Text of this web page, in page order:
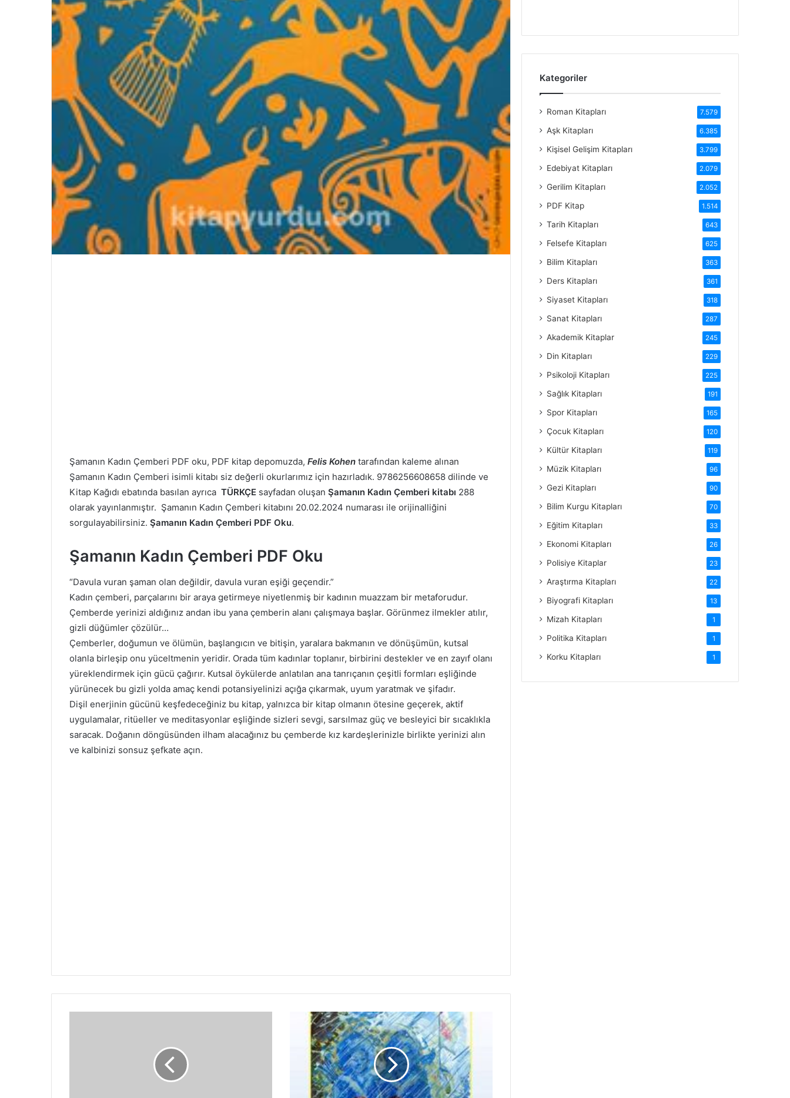
Şamanın Kadın Çemberi PDF oku, PDF kitap depomuzda, Felis Kohen tarafından kaleme alınan
Şamanın Kadın Çemberi isimli kitabı siz değerli okurlarımız için hazırladık. 9786256608658 dilinde ve
Kitap Kağıdı ebatında basılan ayrıca TÜRKÇE sayfadan oluşan Şamanın Kadın Çemberi kitabı 288
olarak yayınlanmıştır. Şamanın Kadın Çemberi kitabını 20.02.2024 numarası ile orijinalliğini
sorgulayabilirsiniz. Şamanın Kadın Çemberi PDF Oku.
Şamanın Kadın Çemberi PDF Oku
“Davula vuran şaman olan değildir, davula vuran eşiği geçendir.”
Kadın çemberi, parçalarını bir araya getirmeye niyetlenmiş bir kadının muazzam bir metaforudur.
Çemberde yerinizi aldığınız andan ibu yana çemberin alanı çalışmaya başlar. Görünmez ilmekler atılır,
gizli düğümler çözülür…
Çemberler, doğumun ve ölümün, başlangıcın ve bitişin, yaralara bakmanın ve dönüşümün, kutsal
olanla birleşip onu yüceltmenin yeridir. Orada tüm kadınlar toplanır, birbirini destekler ve en zayıf olanı
yüreklendirmek için gücü çağırır. Kutsal öykülerde anlatılan ana tanrıçanın çeşitli formları eşliğinde
yürünecek bu gizli yolda amaç kendi potansiyelinizi açığa çıkarmak, uyum yaratmak ve şifadır.
Dişil enerjinin gücünü keşfedeceğiniz bu kitap, yalnızca bir kitap olmanın ötesine geçerek, aktif
uygulamalar, ritüeller ve meditasyonlar eşliğinde sizleri sevgi, sarsılmaz güç ve besleyici bir sıcaklıkla
saracak. Doğanın döngüsünden ilham alacağınız bu çemberde kız kardeşlerinizle birlikte yerinizi alın
ve kalbinizi sonsuz şefkate açın.
Kategoriler
Roman Kitapları 7.579
Aşk Kitapları 6.385
Kişisel Gelişim Kitapları 3.799
Edebiyat Kitapları 2.079
Gerilim Kitapları 2.052
PDF Kitap 1.514
Tarih Kitapları 643
Felsefe Kitapları 625
Bilim Kitapları 363
Ders Kitapları 361
Siyaset Kitapları 318
Sanat Kitapları 287
Akademik Kitaplar 245
Din Kitapları 229
Psikoloji Kitapları 225
Sağlık Kitapları 191
Spor Kitapları 165
Çocuk Kitapları 120
Kültür Kitapları 119
Müzik Kitapları 96
Gezi Kitapları 90
Bilim Kurgu Kitapları 70
Eğitim Kitapları 33
Ekonomi Kitapları 26
Polisiye Kitaplar 23
Araştırma Kitapları 22
Biyografi Kitapları 13
Mizah Kitapları 1
Politika Kitapları 1
Korku Kitapları 1